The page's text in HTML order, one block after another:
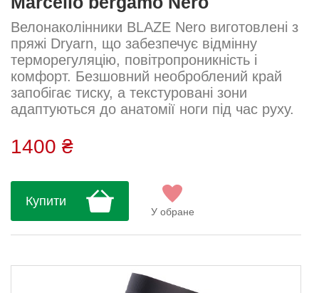
Велонаколінники BLAZE Nero виготовлені з
пряжі Dryarn, що забезпечує відмінну
терморегуляцію, повітропроникність і
комфорт. Безшовний необроблений край
запобігає тиску, а текстуровані зони
адаптуються до анатомії ноги під час руху.
дні міжсезоння. Склад: 65% поліамід, 30%
поліпропілен, 5% еластан...
1400 ₴
Купити
У обране